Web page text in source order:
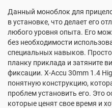
Данный моноблок для
в установке, что делает его
любого уровня опыта. Его
без необходимости
специальных навыков.
планку приклада и затяните
фиксации. X-Accu 30mm 1.4
понятную конструкцию,
проблем установить его. Это
которые ценят свое время и